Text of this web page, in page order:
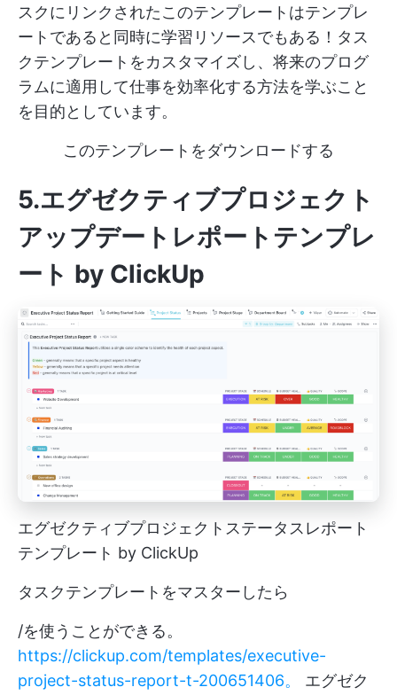
スクにリンクされたこのテンプレートはテンプレ
ートであると同時に学習リソースでもある！タス
クテンプレートをカスタマイズし、将来のプログ
ラムに適用して仕事を効率化する方法を学ぶこと
を目的としています。
このテンプレートをダウンロードする
5.エグゼクティブプロジェクト
アップデートレポートテンプレ
ート by ClickUp
エグゼクティブプロジェクトステータスレポート
テンプレート by ClickUp
タスクテンプレートをマスターしたら
/を使うことができる。
https://clickup.com/templates/executive-
project-status-report-t-200651406。
エグゼク